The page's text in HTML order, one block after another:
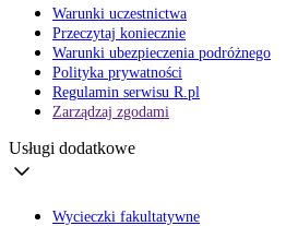
Warunki uczestnictwa
Przeczytaj koniecznie
Warunki ubezpieczenia podróżnego
Polityka prywatności
Regulamin serwisu R.pl
Zarządzaj zgodami
Usługi dodatkowe
Wycieczki fakultatywne